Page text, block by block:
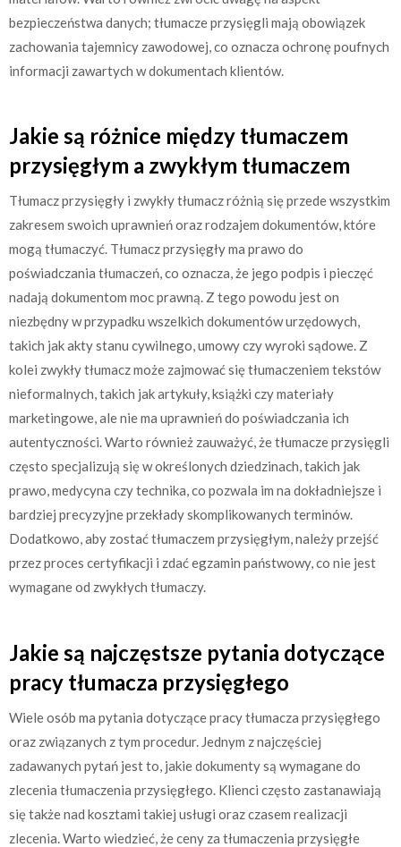
bezpieczeństwa danych; tłumacze przysięgli mają obowiązek
zachowania tajemnicy zawodowej, co oznacza ochronę poufnych
informacji zawartych w dokumentach klientów.
Jakie są różnice między tłumaczem
przysięgłym a zwykłym tłumaczem
Tłumacz przysięgły i zwykły tłumacz różnią się przede wszystkim
zakresem swoich uprawnień oraz rodzajem dokumentów, które
mogą tłumaczyć. Tłumacz przysięgły ma prawo do
poświadczania tłumaczeń, co oznacza, że jego podpis i pieczęć
nadają dokumentom moc prawną. Z tego powodu jest on
niezbędny w przypadku wszelkich dokumentów urzędowych,
takich jak akty stanu cywilnego, umowy czy wyroki sądowe. Z
kolei zwykły tłumacz może zajmować się tłumaczeniem tekstów
nieformalnych, takich jak artykuły, książki czy materiały
marketingowe, ale nie ma uprawnień do poświadczania ich
autentyczności. Warto również zauważyć, że tłumacze przysięgli
często specjalizują się w określonych dziedzinach, takich jak
prawo, medycyna czy technika, co pozwala im na dokładniejsze i
bardziej precyzyjne przekłady skomplikowanych terminów.
Dodatkowo, aby zostać tłumaczem przysięgłym, należy przejść
przez proces certyfikacji i zdać egzamin państwowy, co nie jest
wymagane od zwykłych tłumaczy.
Jakie są najczęstsze pytania dotyczące
pracy tłumacza przysięgłego
Wiele osób ma pytania dotyczące pracy tłumacza przysięgłego
oraz związanych z tym procedur. Jednym z najczęściej
zadawanych pytań jest to, jakie dokumenty są wymagane do
zlecenia tłumaczenia przysięgłego. Klienci często zastanawiają
się także nad kosztami takiej usługi oraz czasem realizacji
zlecenia. Warto wiedzieć, że ceny za tłumaczenia przysięgłe